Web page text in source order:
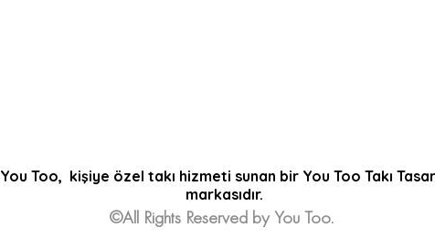
You Too, kişiye özel takı hizmeti sunan bir You Too Takı
markasıdır.
©All Rights Reserved by You Too.